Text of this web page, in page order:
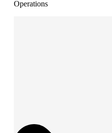
Operations